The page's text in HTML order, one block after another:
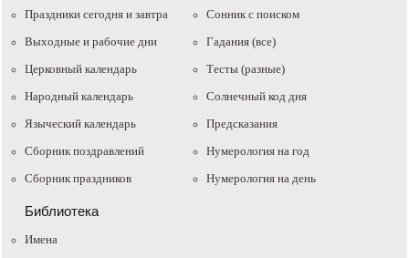
Праздники сегодня и завтра
Выходные и рабочие дни
Церковный календарь
Народный календарь
Языческий календарь
Сборник поздравлений
Сборник праздников
Cонник с поиском
Гадания (все)
Тесты (разные)
Солнечный код дня
Предсказания
Нумерология на год
Нумерология на день
Библиотека
Имена